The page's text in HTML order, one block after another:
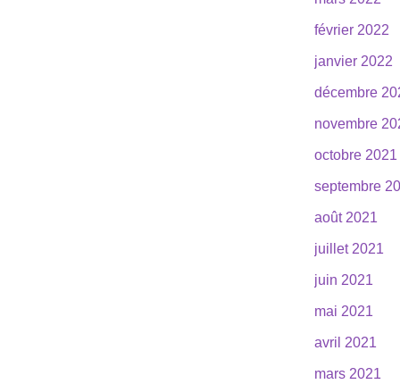
février 2022
janvier 2022
décembre
novembre
octobre 2021
septembre
août 2021
juillet 2021
juin 2021
mai 2021
avril 2021
mars 2021